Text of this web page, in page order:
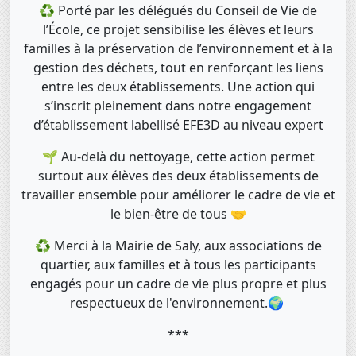
♻️ Porté par les délégués du Conseil de Vie de
l’École, ce projet sensibilise les élèves et leurs
familles à la préservation de l’environnement et à la
gestion des déchets, tout en renforçant les liens
entre les deux établissements. Une action qui
s’inscrit pleinement dans notre engagement
d’établissement labellisé EFE3D au niveau expert
🌱 Au-delà du nettoyage, cette action permet
surtout aux élèves des deux établissements de
travailler ensemble pour améliorer le cadre de vie et
le bien-être de tous 🤝
♻️ Merci à la Mairie de Saly, aux associations de
quartier, aux familles et à tous les participants
engagés pour un cadre de vie plus propre et plus
respectueux de l'environnement.🌍
***